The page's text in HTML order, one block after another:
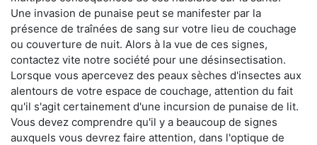
Une invasion de punaise peut se manifester par la
présence de traînées de sang sur votre lieu de couchage
ou couverture de nuit. Alors à la vue de ces signes,
contactez vite notre société pour une désinsectisation.
Lorsque vous apercevez des peaux sèches d'insectes aux
alentours de votre espace de couchage, attention du fait
qu'il s'agit certainement d'une incursion de punaise de lit.
Vous devez comprendre qu'il y a beaucoup de signes
auxquels vous devrez faire attention, dans l'optique de